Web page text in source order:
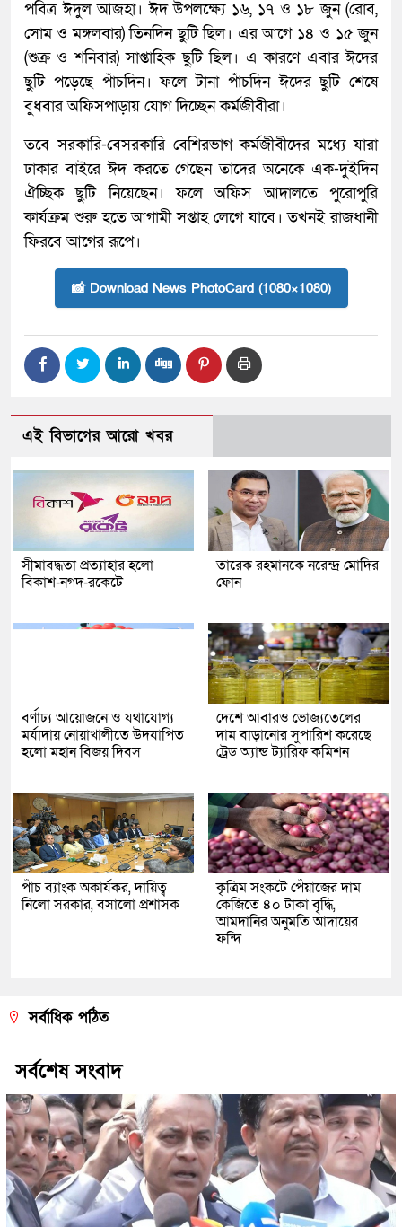
পবিত্র ঈদুল আজহা। ঈদ উপলক্ষ্যে ১৬, ১৭ ও ১৮ জুন (রোব,
সোম ও মঙ্গলবার) তিনদিন ছুটি ছিল। এর আগে ১৪ ও ১৫ জুন
(শুক্র ও শনিবার) সাপ্তাহিক ছুটি ছিল। এ কার‌ণে এবার ঈদের
ছুটি পড়েছে পাঁচদিন। ফ‌লে টানা পাঁচদিন ঈদের ছুটি শেষে
বুধবার অফিসপাড়ায় যোগ দিচ্ছেন কর্মজীবীরা।
তবে সরকারি-বেসরকারি বেশিরভাগ কর্মজীবীদের মধ্যে যারা
ঢাকার বাইরে ঈদ করতে গেছেন তাদের অনেকে এক-দুইদিন
ঐচ্ছিক ছুটি নিয়েছেন। ফলে অফিস আদালতে পুরোপুরি
কার্যক্রম শুরু হতে আগামী সপ্তাহ লেগে যাবে। তখনই রাজধানী
ফিরবে আগের রূপে।
📸 Download News PhotoCard (1080×1080)
এই বিভাগের আরো খবর
সীমাবদ্ধতা প্রত্যাহার হলো
বিকাশ-নগদ-রকেটে
তারেক রহমানকে নরেন্দ্র মোদির
ফোন
বর্ণাঢ্য আয়োজনে ও যথাযোগ্য
মর্যাদায় নোয়াখালীতে উদযাপিত
হলো মহান বিজয় দিবস
দেশে আবারও ভোজ্যতেলের
দাম বাড়ানোর সুপারিশ করেছে
ট্রেড অ্যান্ড ট্যারিফ কমিশন
পাঁচ ব্যাংক অকার্যকর, দায়িত্ব
নিলো সরকার, বসালো প্রশাসক
কৃত্রিম সংকটে পেঁয়াজের দাম
কেজিতে ৪০ টাকা বৃদ্ধি,
আমদানির অনুমতি আদায়ের
ফন্দি
সর্বাধিক পঠিত
সর্বশেষ সংবাদ